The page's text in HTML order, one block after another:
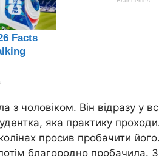
з чоловіком. Він відразу у
яка практику
просив пробачити
благородно пробачила.